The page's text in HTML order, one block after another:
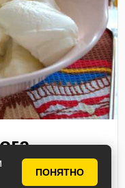
ПОНЯТНО
галушек.
муку, соду и